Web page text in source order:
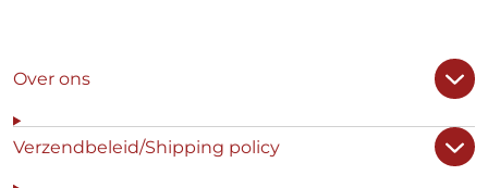
Over ons
Verzendbeleid/Shipping policy